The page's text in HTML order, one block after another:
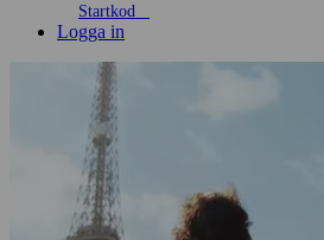
Startkod
Logga in